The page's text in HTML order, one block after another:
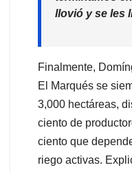
llovió y se les
Finalmente,
El Marqués se
3,000 hectáreas,
ciento de
ciento que
riego activas.